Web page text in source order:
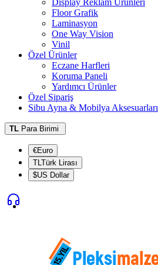
Display Reklam Ürünleri
Floor Grafik
Laminasyon
One Way Vision
Vinil
Özel Ürünler
Eczane Harfleri
Koruma Paneli
Yardımcı Ürünler
Özel Sipariş
Sibu Ayna & Mobilya Aksesuarları
TL Para Birimi
€Euro
TLTürk Lirası
$US Dollar